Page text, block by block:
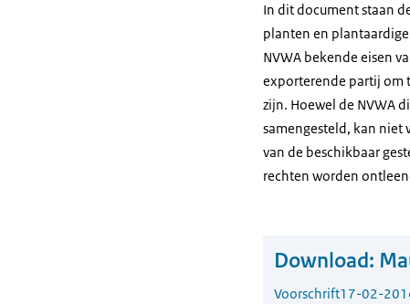
In dit document staan
planten en
NVWA bekende eisen
exporterende partij om
zijn. Hoewel de NVWA
samengesteld, kan niet
van de beschikbaar
rechten worden
Download:
Voorschrift17-02-